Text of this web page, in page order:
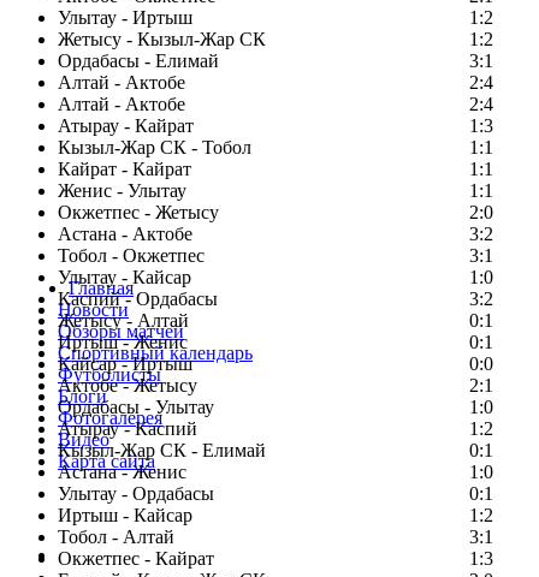
Улытау - Иртыш
1:2
Жетысу - Кызыл-Жар СК
1:2
Ордабасы - Елимай
3:1
Алтай - Актобе
2:4
Алтай - Актобе
2:4
Атырау - Кайрат
1:3
Кызыл-Жар СК - Тобол
1:1
Кайрат - Кайрат
1:1
Женис - Улытау
1:1
Окжетпес - Жетысу
2:0
Астана - Актобе
3:2
Тобол - Окжетпес
3:1
Улытау - Кайсар
1:0
Каспий - Ордабасы
3:2
Жетысу - Алтай
0:1
Иртыш - Женис
0:1
Кайсар - Иртыш
0:0
Актобе - Жетысу
2:1
Ордабасы - Улытау
1:0
Атырау - Каспий
1:2
Кызыл-Жар СК - Елимай
0:1
Астана - Женис
1:0
Улытау - Ордабасы
0:1
Иртыш - Кайсар
1:2
Тобол - Алтай
3:1
Окжетпес - Кайрат
1:3
Главная
Новости
Обзоры матчей
Спортивный календарь
Футболисты
Блоги
Фотогалерея
Видео
Карта сайта
Есть идея?